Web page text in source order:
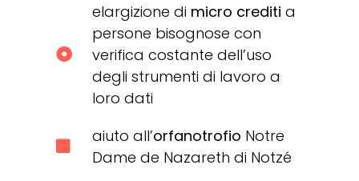
elargizione di micro crediti a
persone bisognose con
verifica costante dell’uso
degli strumenti di lavoro a
loro dati
aiuto all’orfanotrofio Notre
Dame de Nazareth di Notzé